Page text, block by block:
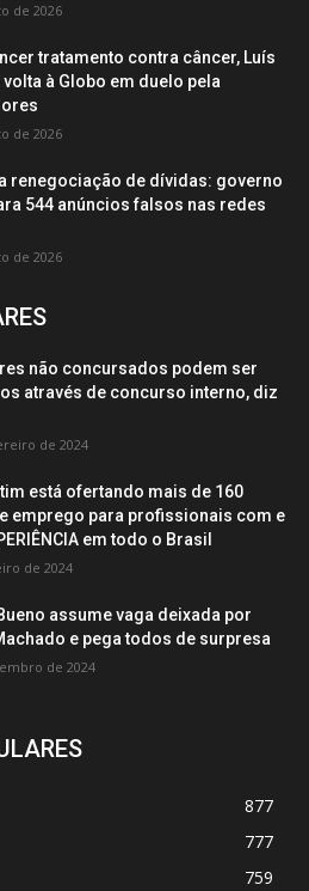
de 2026
tratamento contra câncer, Luís
volta à Globo em duelo pela
de 2026
renegociação de dívidas: governo
544 anúncios falsos nas redes
de 2026
não concursados podem ser
através de concurso interno, diz
de 2024
está ofertando mais de 160
emprego para profissionais com e
em todo o Brasil
de 2024
assume vaga deixada por
e pega todos de surpresa
de 2024
877
777
759